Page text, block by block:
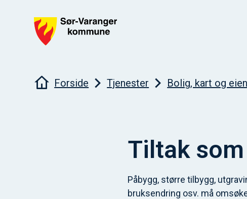
Du er her:Forside Tjenester Bolig, kart og
Tiltak
Påbygg, større tilbygg,
bruksendring osv. må